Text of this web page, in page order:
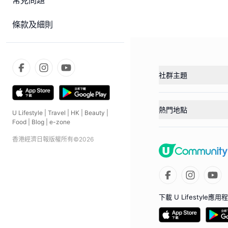
條款及細則
U Lifestyle Travel HK Beauty
Food
Blog e-zone
香港經濟日報版權所有©2026
社群主題
熱門地點
下載 U Lifestyle應用